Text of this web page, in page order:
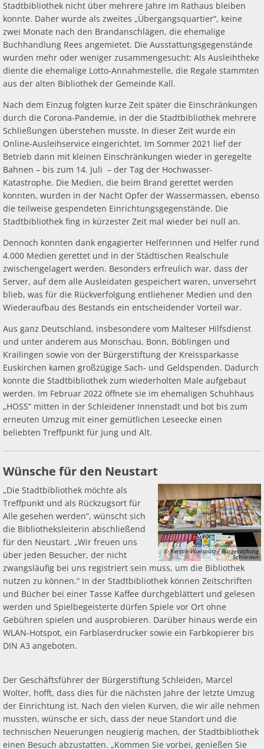
Stadtbibliothek nicht über mehrere Jahre im Rathaus bleiben
konnte. Daher wurde als zweites „Übergangsquartier“, keine
zwei Monate nach den Brandanschlägen, die ehemalige
Buchhandlung Rees angemietet. Die Ausstattungsgegenstände
wurden mehr oder weniger zusammengesucht: Als Ausleihtheke
diente die ehemalige Lotto-Annahmestelle, die Regale stammten
aus der alten Bibliothek der Gemeinde Kall.
Nach dem Einzug folgten kurze Zeit später die Einschränkungen
durch die Corona-Pandemie, in der die Stadtbibliothek mehrere
Schließungen überstehen musste. In dieser Zeit wurde ein
Online-Ausleihservice eingerichtet. Im Sommer 2021 lief der
Betrieb dann mit kleinen Einschränkungen wieder in geregelte
Bahnen – bis zum 14. Juli – der Tag der Hochwasser-
Katastrophe. Die Medien, die beim Brand gerettet werden
konnten, wurden in der Nacht Opfer der Wassermassen, ebenso
die teilweise gespendeten Einrichtungsgegenstände. Die
Stadtbibliothek fing in kürzester Zeit mal wieder bei null an.
Dennoch konnten dank engagierter Helferinnen und Helfer rund
4.000 Medien gerettet und in der Städtischen Realschule
zwischengelagert werden. Besonders erfreulich war, dass der
Server, auf dem alle Ausleidaten gespeichert waren, unversehrt
blieb, was für die Rückverfolgung entliehener Medien und den
Wiederaufbau des Bestands ein entscheidender Vorteil war.
Aus ganz Deutschland, insbesondere vom Malteser Hilfsdienst
und unter anderem aus Monschau, Bonn, Böblingen und
Krailingen sowie von der Bürgerstiftung der Kreissparkasse
Euskirchen kamen großzügige Sach- und Geldspenden. Dadurch
konnte die Stadtbibliothek zum wiederholten Male aufgebaut
werden. Im Februar 2022 öffnete sie im ehemaligen Schuhhaus
„HOSS“ mitten in der Schleidener Innenstadt und bot bis zum
erneuten Umzug mit einer gemütlichen Leseecke einen
beliebten Treffpunkt für Jung und Alt.
Wünsche für den Neustart
© Kerstin Wielspütz / Bürgerstiftung
Schleiden
„Die Stadtbibliothek möchte als
Treffpunkt und als Rückzugsort für
Alle gesehen werden“, wünscht sich
die Bibliotheksleiterin abschließend
für den Neustart. „Wir freuen uns
über jeden Besucher, der nicht
zwangsläufig bei uns registriert sein muss, um die Bibliothek
nutzen zu können.“ In der Stadtbibliothek können Zeitschriften
und Bücher bei einer Tasse Kaffee durchgeblättert und gelesen
werden und Spielbegeisterte dürfen Spiele vor Ort ohne
Gebühren spielen und ausprobieren. Darüber hinaus werde ein
WLAN-Hotspot, ein Farblaserdrucker sowie ein Farbkopierer bis
DIN A3 angeboten.
Der Geschäftsführer der Bürgerstiftung Schleiden, Marcel
Wolter, hofft, dass dies für die nächsten Jahre der letzte Umzug
der Einrichtung ist. Nach den vielen Kurven, die wir alle nehmen
mussten, wünsche er sich, dass der neue Standort und die
technischen Neuerungen neugierig machen, der Stadtbibliothek
einen Besuch abzustatten. „Kommen Sie vorbei, genießen Sie